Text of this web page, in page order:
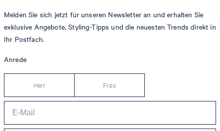
Melden Sie sich jetzt für unseren Newsletter an und erhalten Sie
exklusive Angebote, Styling-Tipps und die neuesten Trends direkt in
Ihr Postfach.
Anrede
Herr Frau